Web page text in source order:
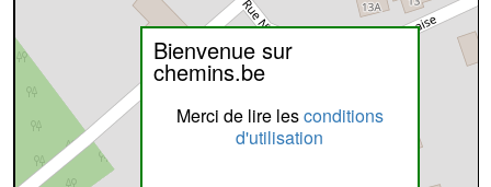
Bienvenue sur
chemins.be
Merci de lire lesconditions
d'utilisation